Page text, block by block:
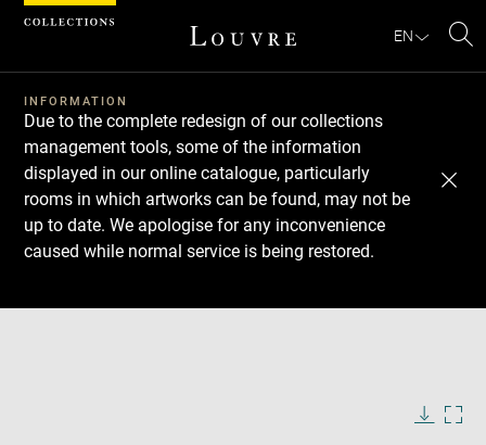
EN
INFORMATION
Due to the complete redesign of our collections
management tools, some of the information
displayed in our online catalogue, particularly
rooms in which artworks can be found, may not be
up to date. We apologise for any inconvenience
caused while normal service is being restored.
Download
Next
Previous
Cookies management panel